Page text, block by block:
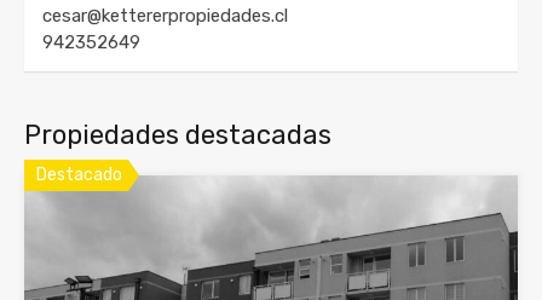
cesar@kettererpropiedades.cl
942352649
Propiedades destacadas
Destacado